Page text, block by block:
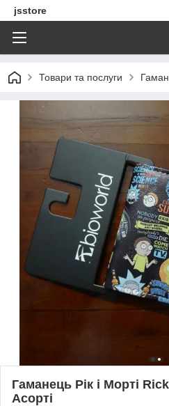
jsstore
Товари та послуги
Гаманець Рік і Морті
Асорті